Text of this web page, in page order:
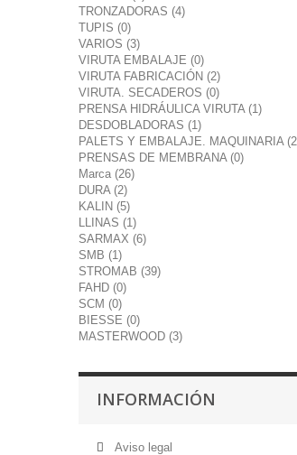
TRONZADORAS (4)
TUPIS (0)
VARIOS (3)
VIRUTA EMBALAJE (0)
VIRUTA FABRICACIÓN (2)
VIRUTA. SECADEROS (0)
PRENSA HIDRÁULICA VIRUTA (1)
DESDOBLADORAS (1)
PALETS Y EMBALAJE. MAQUINARIA
PRENSAS DE MEMBRANA (0)
Marca (26)
DURA (2)
KALIN (5)
LLINAS (1)
SARMAX (6)
SMB (1)
STROMAB (39)
FAHD (0)
SCM (0)
BIESSE (0)
MASTERWOOD (3)
INFORMACIÓN
Aviso legal